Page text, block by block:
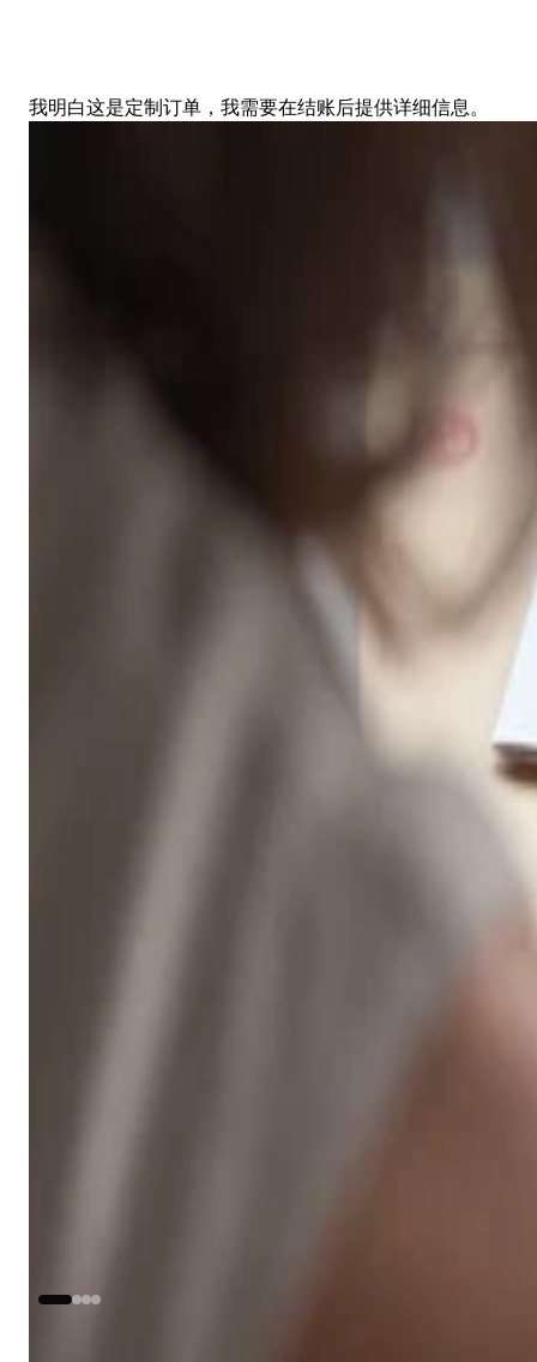
我明白这是定制订单，我需要在结账后提供详细信息。